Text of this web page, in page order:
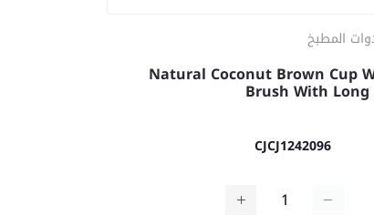
المطبخ
Natural Coconut Brown Cup
Brush With
CJCJ1242096